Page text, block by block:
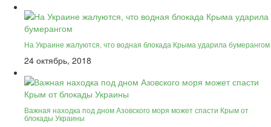
На Украине жалуются, что водная блокада Крыма ударила бумерангом
24 октябрь, 2018
Важная находка под дном Азовского моря может спасти Крым от
блокады Украины